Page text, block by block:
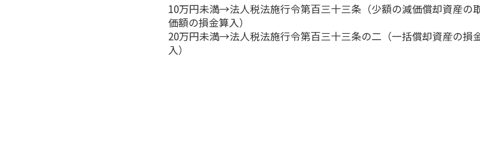
10万円未満→法人税法施行令第百三十三条（少額の減価償却資産の
価額の損金算入）
20万円未満→法人税法施行令第百三十三条の二（一括償却資産の損
入）